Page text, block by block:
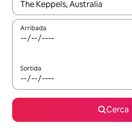
Quan els resultats estiguin
Arribada
Sortida
Cerca